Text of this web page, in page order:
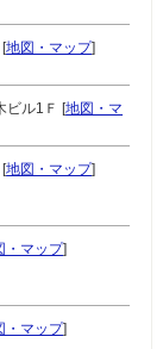
地図・マップ]
ビル1Ｆ [地図・マ
地図・マップ]
・マップ]
・マップ]